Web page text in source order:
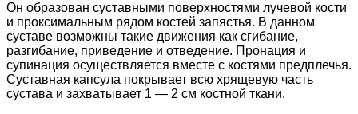
Он образован суставными поверхностями лучевой кости
и проксимальным рядом костей запястья. В данном
суставе возможны такие движения как сгибание,
разгибание, приведение и отведение. Пронация и
супинация осуществляется вместе с костями предплечья.
Суставная капсула покрывает всю хрящевую часть
сустава и захватывает 1 — 2 см костной ткани.